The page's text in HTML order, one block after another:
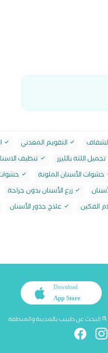
التقويم المعدني
تجميل اللثة بالليزر تنظيف
حشوات الأسنان الملونة
زرع الأسنان بدون جراحة
الفكين علاج جذور الأسنان
Download
App Store
البحث عن طبيب بالمدينة والمنطقة